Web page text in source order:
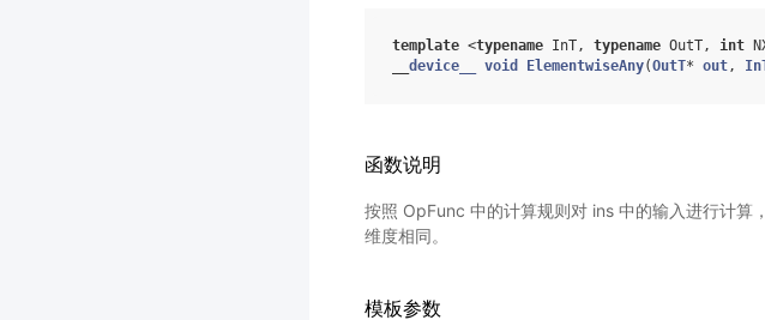
template <typename InT, typename OutT, int
device__ void ElementwiseAny(OutT* out,
函数说明
按照 OpFunc 中的计算规则对 ins 中的输入进行计
维度相同。
模板参数